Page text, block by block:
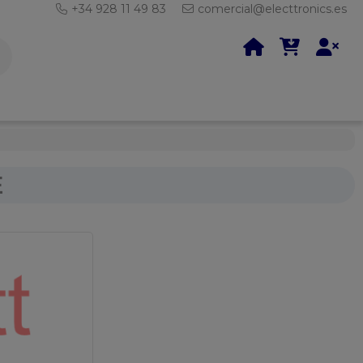
+34 928 11 49 83 comercial@electtronics.es